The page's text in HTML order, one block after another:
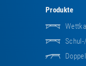
Produkte